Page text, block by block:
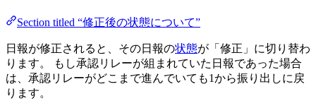
Section titled “修正後の状態について”
日報が修正されると、その日報の状態が「修正」に切り替わ
ります。 もし承認リレーが組まれていた日報であった場合
は、承認リレーがどこまで進んでいても1から振り出しに戻
ります。